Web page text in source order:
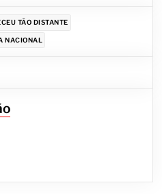
TÃO DISTANTE
NACIONAL